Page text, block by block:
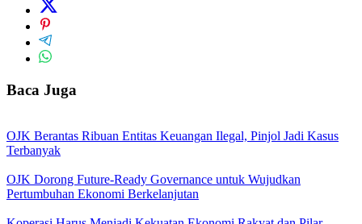
Baca Juga
OJK Berantas Ribuan Entitas Keuangan Ilegal, Pinjol Jadi Kasus
Terbanyak
OJK Dorong Future-Ready Governance untuk Wujudkan
Pertumbuhan Ekonomi Berkelanjutan